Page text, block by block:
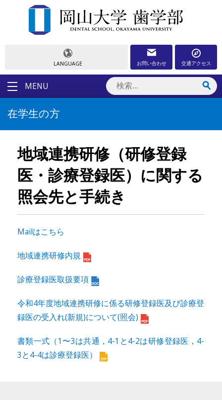
LANGUAGE お問い合わせ 交通アクセス
MENU
在学生の方
地域連携研修（研修登録
医・診療登録医）に関する
照会先と手続き
Mailはこちら
地域連携研修内規
診療登録医取扱要項
令和4年度地域連携研修に係る研修登録医及び診療登
録医の受入れ(新規)について(照会)
書類一式（1〜3は共通，4-1と4-2は研修登録医，4-
3と4-4は診療登録医）